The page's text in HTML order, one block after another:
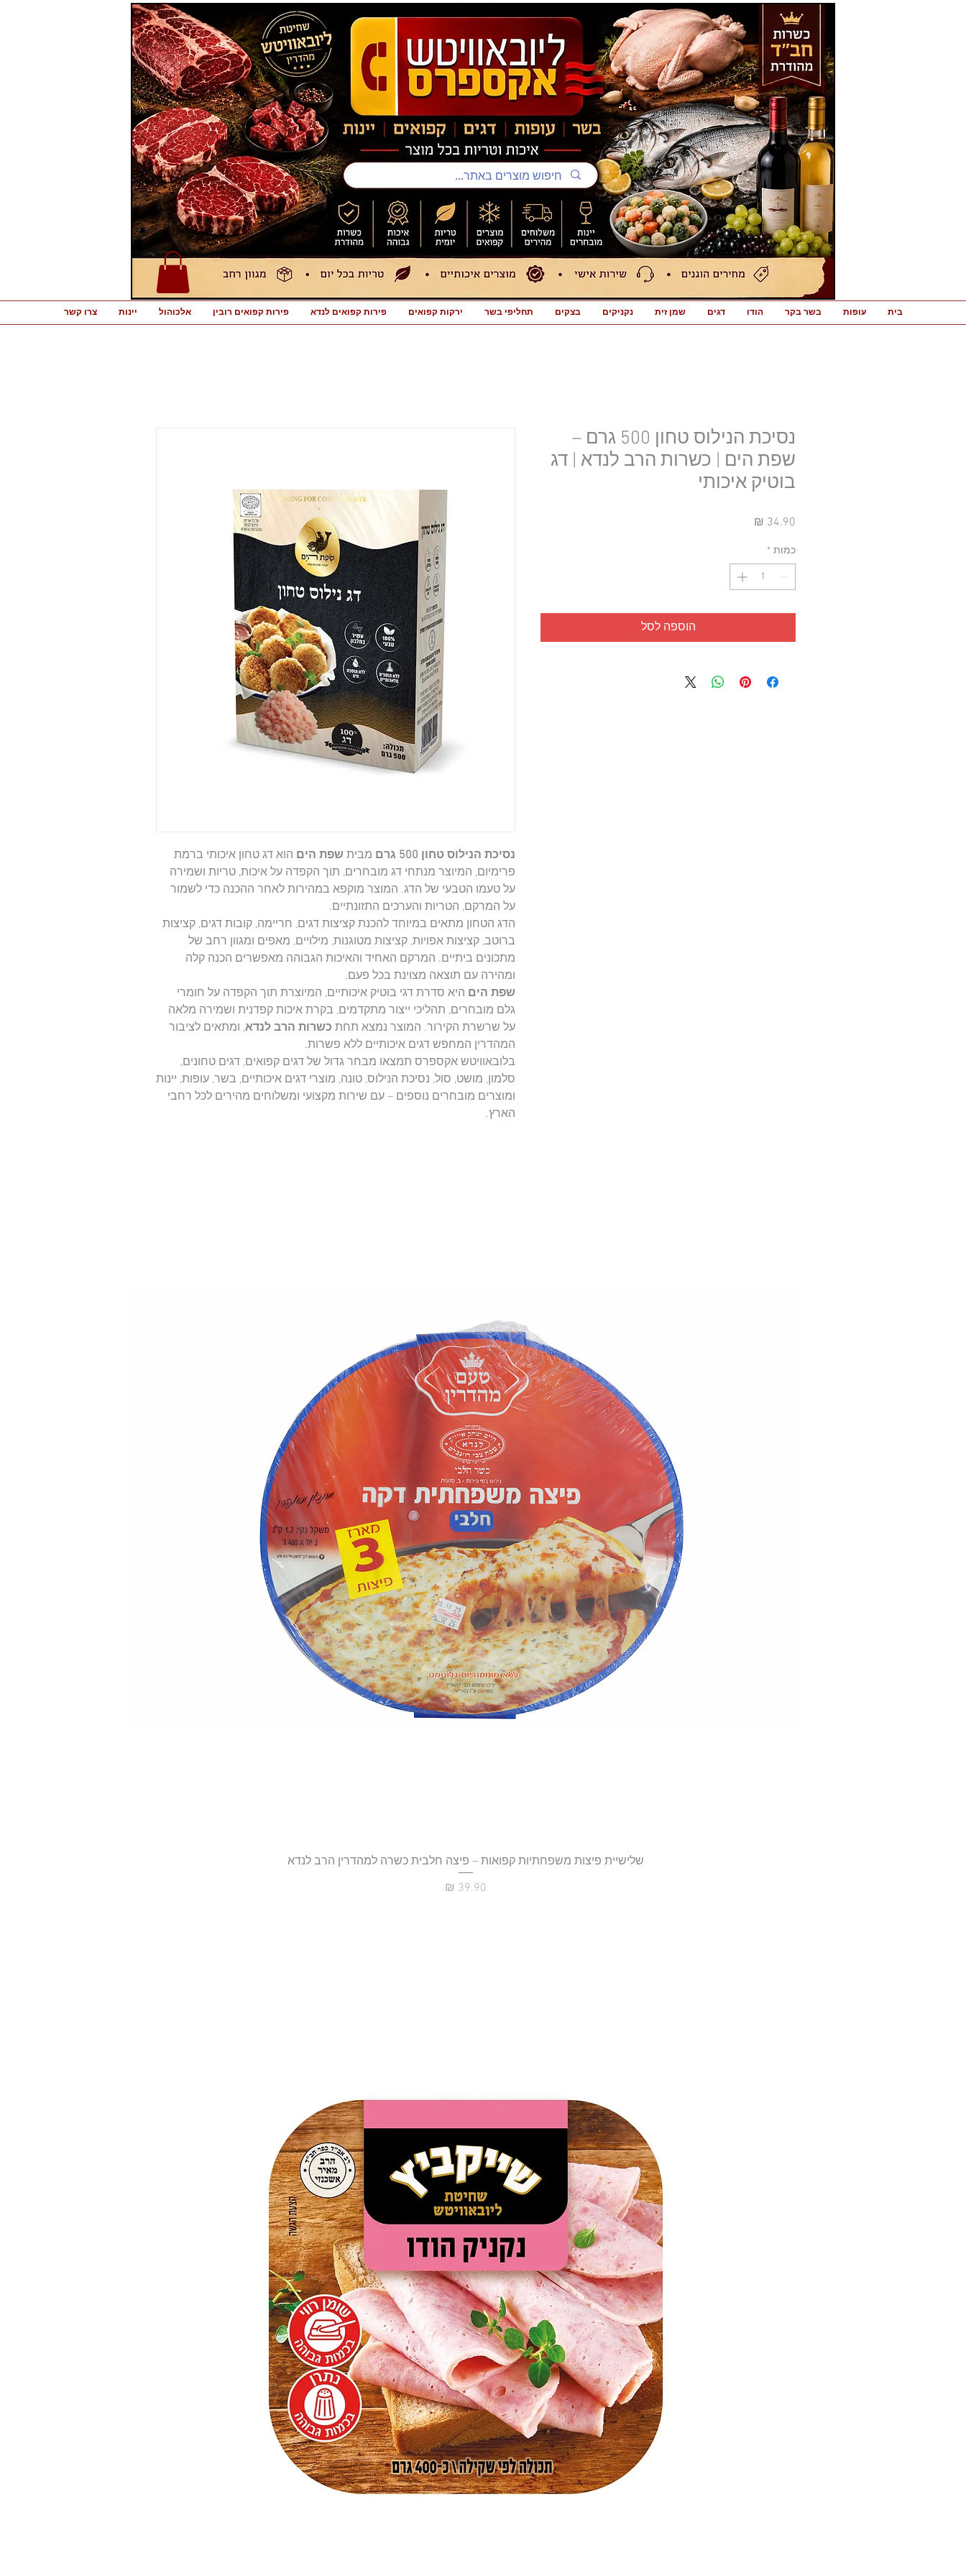
צרו קשר יינות אלכוהול פירות קפואים רובין פירות קפואים לנדא ירקות קפואים תחליפי בשר בצקים נקניקים שמן זית דגים הודו בשר בקר עופות בית
נסיכת הנילוס טחון 500 גרם מבית שפת הים הוא דג טחון איכותי ברמת
פרימיום, המיוצר מנתחי דג מובחרים, תוך הקפדה על איכות, טריות ושמירה
על טעמו הטבעי של הדג. המוצר מוקפא במהירות לאחר ההכנה כדי לשמור
על המרקם, הטריות והערכים התזונתיים.
הדג הטחון מתאים במיוחד להכנת קציצות דגים, חריימה, קובות דגים, קציצות
ברוטב, קציצות אפויות, קציצות מטוגנות, מילויים, מאפים ומגוון רחב של
מתכונים ביתיים. המרקם האחיד והאיכות הגבוהה מאפשרים הכנה קלה
ומהירה עם תוצאה מצוינת בכל פעם.
שפת הים היא סדרת דגי בוטיק איכותיים, המיוצרת תוך הקפדה על חומרי
גלם מובחרים, תהליכי ייצור מתקדמים, בקרת איכות קפדנית ושמירה מלאה
על שרשרת הקירור. המוצר נמצא תחת כשרות הרב לנדא, ומתאים לציבור
המהדרין המחפש דגים איכותיים ללא פשרות.
בלובאוויטש אקספרס תמצאו מבחר גדול של דגים קפואים, דגים טחונים,
סלמון, מושט, סול, נסיכת הנילוס, טונה, מוצרי דגים איכותיים, בשר, עופות, יינות
ומוצרים מובחרים נוספים – עם שירות מקצועי ומשלוחים מהירים לכל רחבי
הארץ.
נסיכת הנילוס טחון 500 גרם –
שפת הים | כשרות הרב לנדא | דג
בוטיק איכותי
כמות *
הוספה לסל
תצוגה מהירה
שלישיית פיצות משפחתיות קפואות – פיצה חלבית כשרה למהדרין הרב לנדא
מחיר